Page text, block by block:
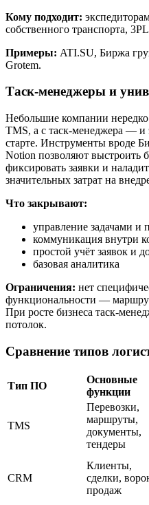
Кому подходит:
собственного транспорта,
Примеры: ATI.SU, Биржа
Grotem.
Таск-менеджеры и
Небольшие компании
TMS, а с таск-менеджера — и
старте. Инструменты вроде
Notion позволяют выстроить
фиксировать заявки и
значительных затрат на
Что закрывают:
управление задачами и
коммуникация внутри
простой учёт заявок и
базовая аналитика
Ограничения: нет
функциональности —
При росте бизнеса таск-
потолок.
Сравнение типов
Тип ПО
Основные
функции
TMS
Перевозки,
маршруты,
документы,
тендеры
CRM
Клиенты,
сделки,
продаж